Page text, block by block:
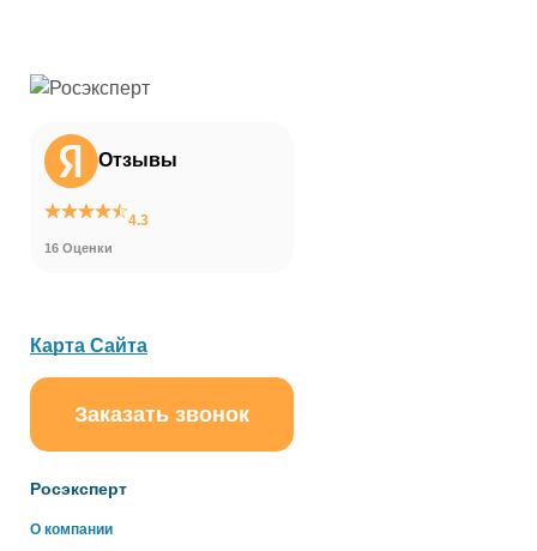
Отзывы
4.3
16 Оценки
Росэксперт
О компании
Карта Сайта
Заказать звонок
online
Здравствуйте!